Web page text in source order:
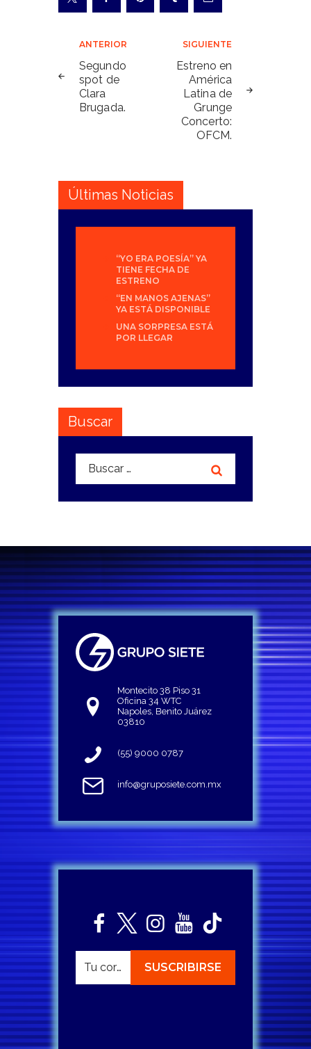
Navegación
de
entradas
ANTERIOR
Segundo
spot de
Clara
Brugada.
SIGUIENTE
Estreno en
América
Latina de
Grunge
Concerto:
OFCM.
Últimas Noticias
“YO ERA POESÍA” YA
TIENE FECHA DE
ESTRENO
“EN MANOS AJENAS”
YA ESTÁ DISPONIBLE
UNA SORPRESA ESTÁ
POR LLEGAR
Buscar
Buscar:
Montecito 38 Piso 31
Oficina 34 WTC
Napoles, Benito Juárez
03810
(55) 9000 0787
info@gruposiete.com.mx